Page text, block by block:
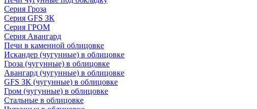
Серия Гроза
Серия GFS ЗК
Серия ГРОМ
Серия Авангард
Печи в каменной облицовке
Искандер (чугунные) в облицовке
Гроза (чугунные) в облицовке
Авангард (чугунные) в облицовке
GFS ЗК (чугунные) в облицовке
Гром (чугунные) в облицовке
Стальные в облицовке